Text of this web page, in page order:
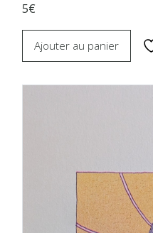
5€
Ajouter au panier